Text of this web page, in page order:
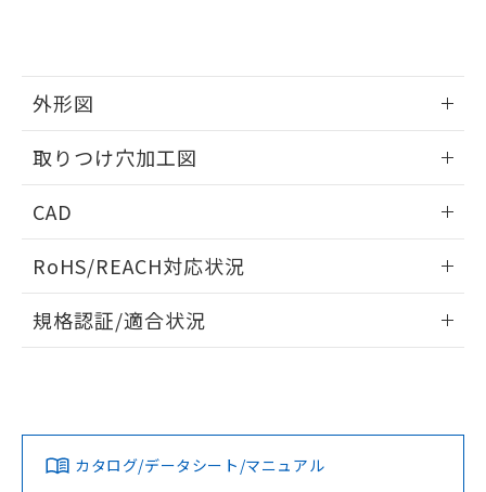
外形図
取りつけ穴加工図
CAD
ドすることができます。
ログイン/会員登録
ダウンロードデータをご利用いただく前に、以下を必ずお読
みください。
ソフトウェアの使用条件
RoHS/REACH対応状況
EU RoHS 注意事項・凡例
対応済み
規格認証/適合状況
カタログ/データシート/マニュアル
荷製品に未対応品が混在することから備考
欄に対応日を記載しておりました。
既に当社にて対応品への在庫切替を完了
していることから、特段のことがない限
り、2022年1月12日より割愛しておりま